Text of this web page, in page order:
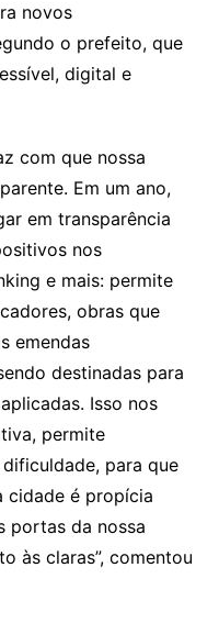
novos
o prefeito, que
digital e
com que nossa
Em um ano,
em transparência
nos
e mais: permite
obras que
emendas
destinadas para
Isso nos
permite
para que
cidade é propícia
portas da nossa
às claras”, comentou